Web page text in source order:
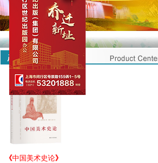
《中国美术史论》